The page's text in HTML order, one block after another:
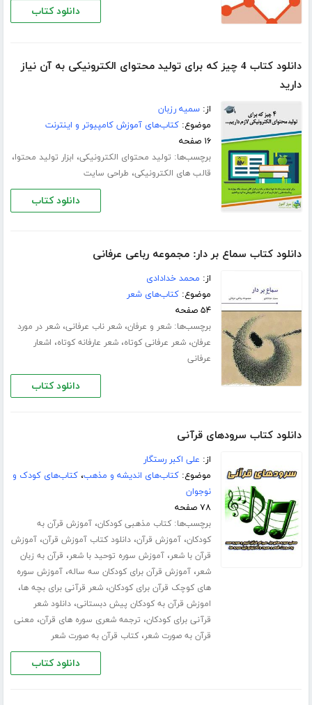
دانلود کتاب
دانلود کتاب 4 چیز که برای تولید محتوای الکترونیکی به آن نیاز
دارید
از:سمیه رزبان
موضوع:کتاب‌های آموزش کامپیوتر و اینترنت
۱۶ صفحه
برچسب‌ها: تولید محتوای الکترونیکی، ابزار تولید محتوا،
قالب های الکترونیکی، طراحی سایت
دانلود کتاب
دانلود کتاب سماع بر دار: مجموعه رباعی عرفانی
از: محمد خدادادی
موضوع:کتاب‌های شعر
۵۴ صفحه
برچسب‌ها:شعر و عرفان،شعر ناب عرفانی،شعر در مورد
عرفان،شعر عرفانی کوتاه،شعر عارفانه کوتاه، اشعار
عرفانی
دانلود کتاب
دانلود کتاب سرودهای قرآنی
از: علی اکبر رستگار
موضوع:کتاب‌های اندیشه و مذهب،کتاب‌های کودک و
نوجوان
۷۸ صفحه
برچسب‌ها:کتاب مذهبی کودکان،آموزش قرآن به
کودکان،آموزش قرآن،دانلود کتاب آموزش قرآن،آموزش
قرآن با شعر،آموزش سوره توحید با شعر، قرآن به زبان
شعر،آموزش قرآن برای کودکان سه ساله،آموزش سوره
های کوچک قرآن برای کودکان،شعر قرآنی برای بچه ها،
اموزش قرآن به کودکان پیش دبستانی،دانلود شعر
قرآنی برای کودکان، ترجمه شعری سوره های قرآن، معنی
قرآن به صورت شعر،کتاب قرآن به صورت شعر
دانلود کتاب